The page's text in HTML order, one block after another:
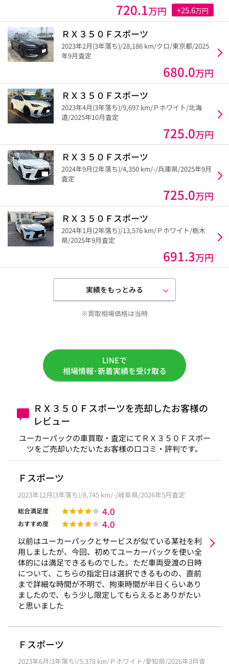
720.1万円 +25.6万円
ＲＸ３５０Ｆスポーツ
2023年2月(3年落ち)/28,186 km/クロ/東京都/2025
年9月査定
680.0万円
ＲＸ３５０Ｆスポーツ
2023年4月(3年落ち)/9,697 km/Ｐホワイト/北海
道/2025年10月査定
725.0万円
ＲＸ３５０Ｆスポーツ
2024年9月(2年落ち)/4,350 km/-/兵庫県/2025年9月
査定
725.0万円
ＲＸ３５０Ｆスポーツ
2024年1月(2年落ち)/13,576 km/Ｐホワイト/栃木
県/2025年9月査定
691.3万円
実績をもっとみる
※買取相場価格は当時
LINEで
相場情報･新着実績を受け取る
ＲＸ３５０Ｆスポーツを売却したお客様の
レビュー
ユーカーパックの車買取・査定にてＲＸ３５０Ｆスポー
ツをご売却いただいたお客様の口コミ・評判です。
Ｆスポーツ
2023年12月(3年落ち)/8,745 km/-/岐阜県/2026年5月査定
総合満足度 4.0
おすすめ度 4.0
以前はユーカーパックとサービスが似ている某社を利
用しましたが、今回、初めてユーカーパックを使い全
体的には満足できるものでした。ただ車両受渡の日時
について、こちらの指定日は選択できるものの、直前
まで詳細な時間が不明で、拘束時間が半日くらいあり
ましたので、もう少し限定してもらえるとありがたい
と思いました
Ｆスポーツ
2023年6月(3年落ち)/5,378 km/Ｐホワイト/愛知県/2026年3月査